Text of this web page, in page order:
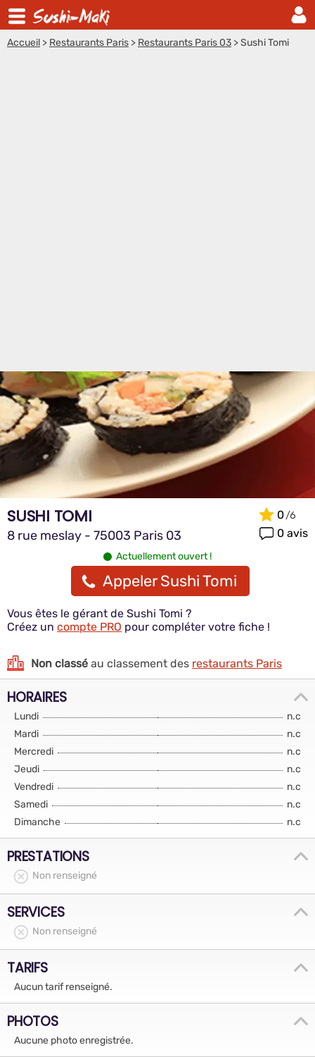
Accueil > Restaurants Paris > Restaurants Paris 03 >Sushi Tomi
SUSHI TOMI
8 rue meslay - 75003 Paris 03
0
0 avis
Actuellement ouvert !
Appeler Sushi Tomi
Vous êtes le gérant de Sushi Tomi ?
Créez un compte PRO pour compléter votre fiche !
Non classé au classement des restaurants Paris
HORAIRES
Lundi
n.c
Mardi
n.c
Mercredi
n.c
Jeudi
n.c
Vendredi
n.c
Samedi
n.c
Dimanche
n.c
PRESTATIONS
Non renseigné
SERVICES
Non renseigné
TARIFS
Aucun tarif renseigné.
PHOTOS
Aucune photo enregistrée.